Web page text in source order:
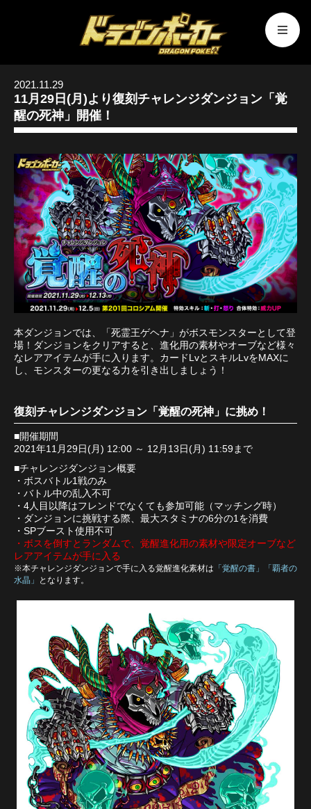
2021.11.29
11月29日(月)より復刻チャレンジダンジョン「覚
醒の死神」開催！
本ダンジョンでは、「死霊王ゲヘナ」がボスモンスターとして登
場！ダンジョンをクリアすると、進化用の素材やオーブなど様々
なレアアイテムが手に入ります。カードLvとスキルLvをMAXに
し、モンスターの更なる力を引き出しましょう！
復刻チャレンジダンジョン「覚醒の死神」に挑め！
■開催期間
2021年11月29日(月) 12:00 ～ 12月13日(月) 11:59まで
■チャレンジダンジョン概要
・ボスバトル1戦のみ
・バトル中の乱入不可
・4人目以降はフレンドでなくても参加可能（マッチング時）
・ダンジョンに挑戦する際、最大スタミナの6分の1を消費
・SPブースト使用不可
・ボスを倒すとランダムで、覚醒進化用の素材や限定オーブなど
レアアイテムが手に入る
※本チャレンジダンジョンで手に入る覚醒進化素材は 「覚醒の書」「覇者の
水晶」
となります。